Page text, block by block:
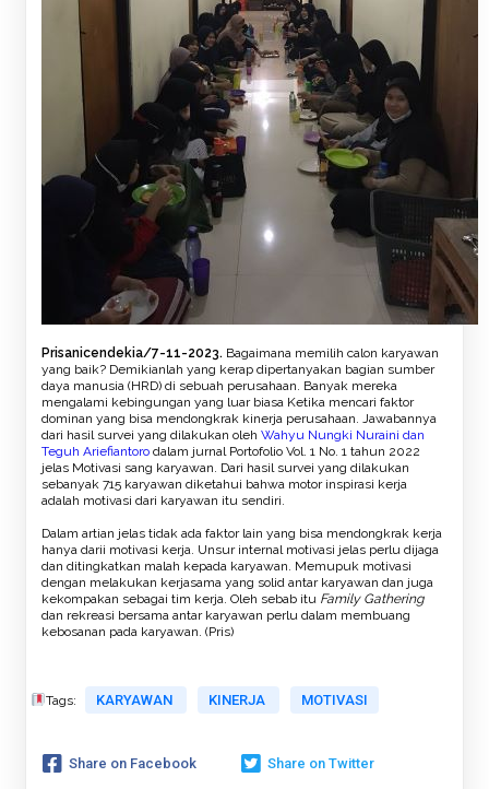
Prisanicendekia/7-11-2023. Bagaimana memilih calon karyawan
yang baik? Demikianlah yang kerap dipertanyakan bagian sumber
daya manusia (HRD) di sebuah perusahaan. Banyak mereka
mengalami kebingungan yang luar biasa Ketika mencari faktor
dominan yang bisa mendongkrak kinerja perusahaan. Jawabannya
dari hasil survei yang dilakukan oleh Wahyu Nungki Nuraini dan
Teguh Ariefiantoro dalam jurnal Portofolio Vol. 1 No. 1 tahun 2022
jelas Motivasi sang karyawan. Dari hasil survei yang dilakukan
sebanyak 715 karyawan diketahui bahwa motor inspirasi kerja
adalah motivasi dari karyawan itu sendiri.
Dalam artian jelas tidak ada faktor lain yang bisa mendongkrak kerja
hanya darii motivasi kerja. Unsur internal motivasi jelas perlu dijaga
dan ditingkatkan malah kepada karyawan. Memupuk motivasi
dengan melakukan kerjasama yang solid antar karyawan dan juga
kekompakan sebagai tim kerja. Oleh sebab itu Family Gathering
dan rekreasi bersama antar karyawan perlu dalam membuang
kebosanan pada karyawan. (Pris)
Tags: KARYAWAN KINERJA MOTIVASI
Share on Facebook Share on Twitter